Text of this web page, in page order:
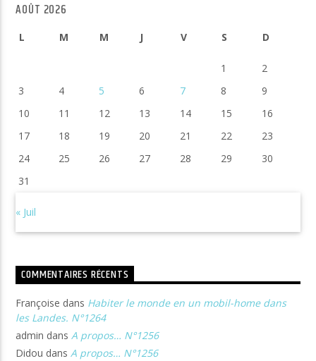
AOÛT 2026
L M M J V S D
1
2
3
4 5 6 7 8
9
10
11 12 13 14 15
16
17
18 19 20 21 22
23
24
25 26 27 28 29
30
31
« Juil
COMMENTAIRES RÉCENTS
Françoise dans Habiter le monde en un mobil-home dans
les Landes. N°1264
admin dansA propos… N°1256
Didou dansA propos… N°1256